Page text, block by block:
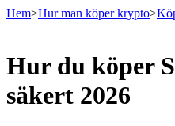
Terminer
Hem>Hur man köper krypto>
Hur du köper
säkert 2026